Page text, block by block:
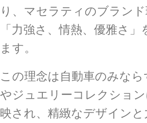
り、マセラティのブラン
「力強さ、情熱、優雅さ
ます。
この理念は自動車のみな
やジュエリーコレクショ
映され、精緻なデザイン